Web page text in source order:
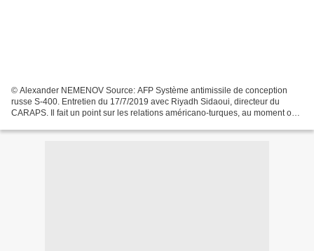
© Alexander NEMENOV Source: AFP Système antimissile de conception
russe S-400. Entretien du 17/7/2019 avec Riyadh Sidaoui, directeur du
CARAPS. Il fait un point sur les relations américano-turques, au moment où